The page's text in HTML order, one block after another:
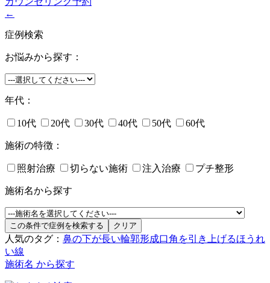
←
症例検索
お悩みから探す：
年代：
10代 20代 30代 40代 50代 60代
施術の特徴：
照射治療 切らない施術 注入治療 プチ整形
施術名から探す
人気のタグ： 鼻の下が長い輪郭形成口角を引き上げるほうれ
い線
施術名 から探す